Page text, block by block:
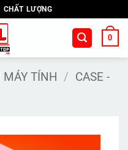
LƯỢNG
0
TÍNH / CASE -